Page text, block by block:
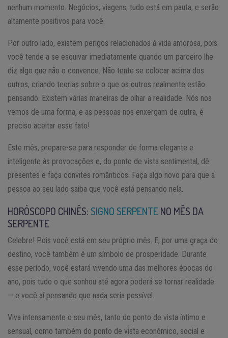
nenhum momento. Negócios, viagens, tudo está em pauta, e serão
altamente positivos para você.
Por outro lado, existem perigos relacionados à vida amorosa, pois
você tende a se esquivar imediatamente quando um parceiro lhe
diz algo que não o convence. Não tente se colocar acima dos
outros, criando teorias sobre o que os outros realmente estão
pensando. Existem várias maneiras de olhar a realidade. Nós nos
vemos de uma forma, e as pessoas nos enxergam de outra, é
preciso aceitar esse fato!
Este mês, prepare-se para responder de forma elegante e
inteligente às provocações e, do ponto de vista sentimental, dê
presentes e faça convites românticos. Faça algo novo para que a
pessoa ao seu lado saiba que você está pensando nela.
HORÓSCOPO CHINÊS:SIGNO SERPENTENO MÊS DA
SERPENTE
Celebre! Pois você está em seu próprio mês. E, por uma graça do
destino, você também é um símbolo de prosperidade. Durante
esse período, você estará vivendo uma das melhores épocas do
ano, pois tudo o que sonhou até agora poderá se tornar realidade
— e você aí pensando que nada seria possível.
Viva intensamente o seu mês, tanto do ponto de vista íntimo e
sensual, como também do ponto de vista econômico, social e